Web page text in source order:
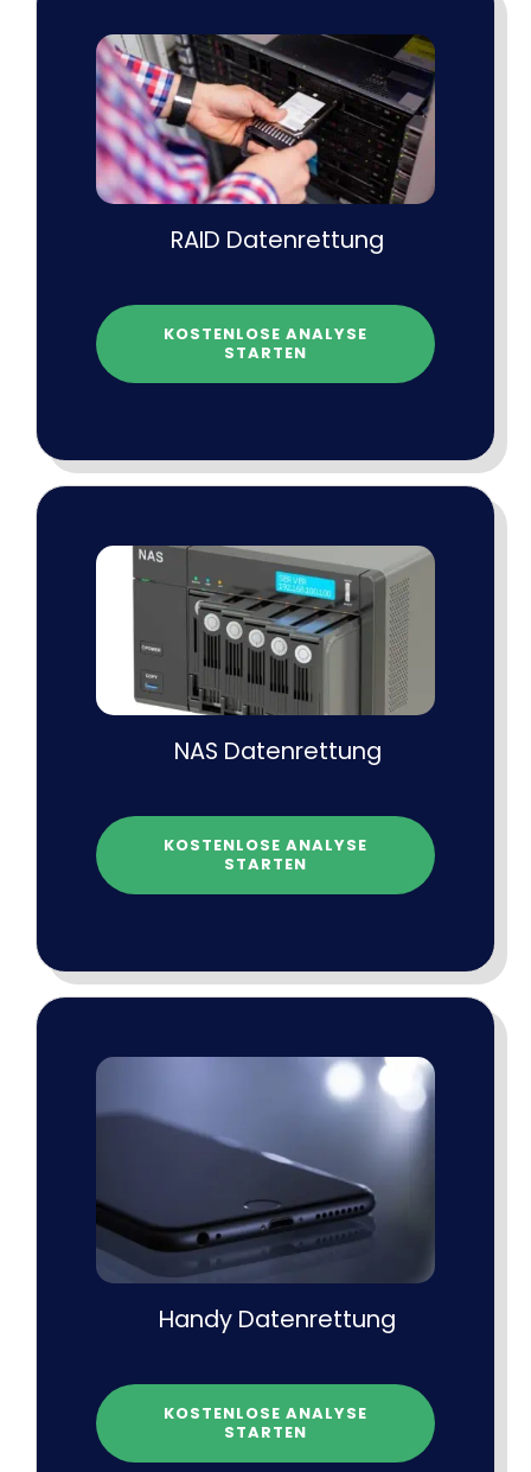
RAID Datenrettung
KOSTENLOSE ANALYSE
STARTEN
NAS Datenrettung
KOSTENLOSE ANALYSE
STARTEN
Handy Datenrettung
KOSTENLOSE ANALYSE
STARTEN